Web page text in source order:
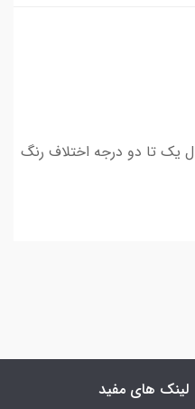
یک تا دو درجه اختلاف رنگ
لینک های مفید